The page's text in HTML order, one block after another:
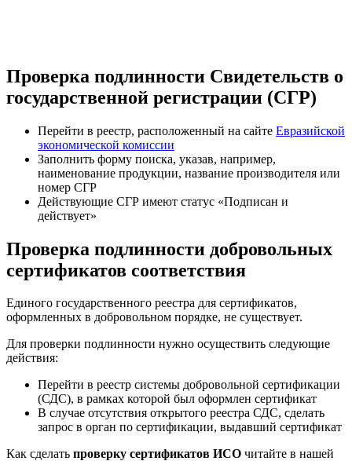
Проверка подлинности Свидетельств о
государственной регистрации (СГР)
Перейти в реестр, расположенный на сайте Евразийской
экономической комиссии
Заполнить форму поиска, указав, например,
наименование продукции, название производителя или
номер СГР
Действующие СГР имеют статус «Подписан и
действует»
Проверка подлинности добровольных
сертификатов соответствия
Единого государственного реестра для сертификатов,
оформленных в добровольном порядке, не существует.
Для проверки подлинности нужно осуществить следующие
действия:
Перейти в реестр системы добровольной сертификации
(СДС), в рамках которой был оформлен сертификат
В случае отсутствия открытого реестра СДС, сделать
запрос в орган по сертификации, выдавший сертификат
Как сделать проверку сертификатов ИСО читайте в нашей